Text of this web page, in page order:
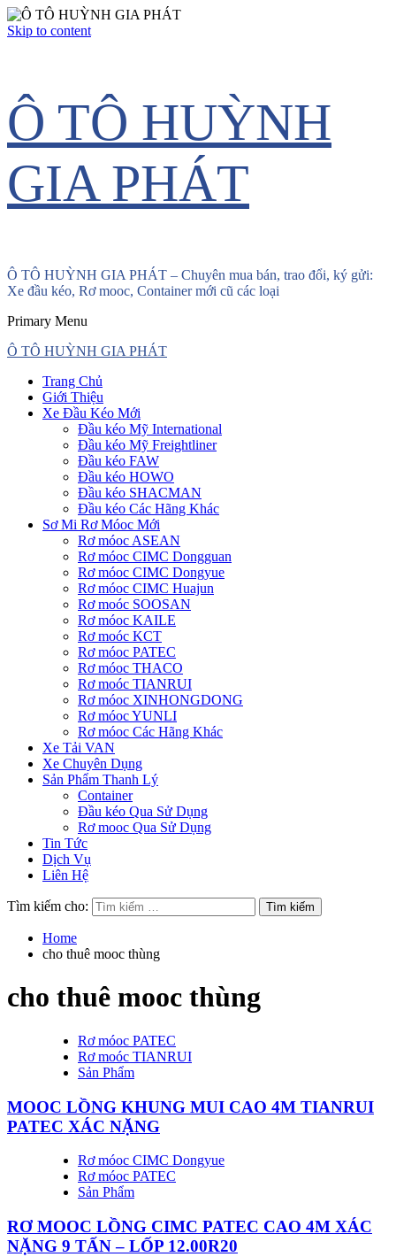
Skip to content
Ô TÔ HUỲNH
GIA PHÁT
Ô TÔ HUỲNH GIA PHÁT – Chuyên mua bán, trao đổi, ký gửi:
Xe đầu kéo, Rơ mooc, Container mới cũ các loại
Primary Menu
Ô TÔ HUỲNH GIA PHÁT
Trang Chủ
Giới Thiệu
Xe Đầu Kéo Mới
Đầu kéo Mỹ International
Đầu kéo Mỹ Freightliner
Đầu kéo FAW
Đầu kéo HOWO
Đầu kéo SHACMAN
Đầu kéo Các Hãng Khác
Sơ Mi Rơ Móoc Mới
Rơ móoc ASEAN
Rơ móoc CIMC Dongguan
Rơ móoc CIMC Dongyue
Rơ móoc CIMC Huajun
Rơ moóc SOOSAN
Rơ móoc KAILE
Rơ moóc KCT
Rơ móoc PATEC
Rơ móoc THACO
Rơ moóc TIANRUI
Rơ móoc XINHONGDONG
Rơ móoc YUNLI
Rơ móoc Các Hãng Khác
Xe Tải VAN
Xe Chuyên Dụng
Sản Phẩm Thanh Lý
Container
Đầu kéo Qua Sử Dụng
Rơ mooc Qua Sử Dụng
Tin Tức
Dịch Vụ
Liên Hệ
Tìm kiếm cho:
Home
cho thuê mooc thùng
cho thuê mooc thùng
Rơ móoc PATEC
Rơ moóc TIANRUI
Sản Phẩm
MOOC LỒNG KHUNG MUI CAO 4M TIANRUI
PATEC XÁC NẶNG
Rơ móoc CIMC Dongyue
Rơ móoc PATEC
Sản Phẩm
RƠ MOOC LỒNG CIMC PATEC CAO 4M XÁC
NẶNG 9 TẤN – LỐP 12.00R20